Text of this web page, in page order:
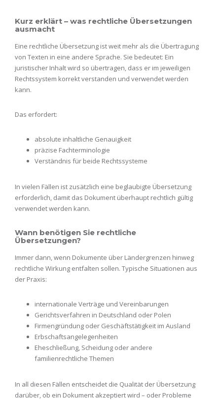
Kurz erklärt – was rechtliche Übersetzungen
ausmacht
Eine rechtliche Übersetzung ist weit mehr als die Übertragung
von Texten in eine andere Sprache. Sie bedeutet: Ein
juristischer Inhalt wird so übertragen, dass er im jeweiligen
Rechtssystem korrekt verstanden und verwendet werden
kann.
Das erfordert:
absolute inhaltliche Genauigkeit
präzise Fachterminologie
Verständnis für beide Rechtssysteme
In vielen Fällen ist zusätzlich eine beglaubigte Übersetzung
erforderlich, damit das Dokument überhaupt rechtlich gültig
verwendet werden kann.
Wann benötigen Sie rechtliche
Übersetzungen?
Immer dann, wenn Dokumente über Ländergrenzen hinweg
rechtliche Wirkung entfalten sollen. Typische Situationen aus
der Praxis:
internationale Verträge und Vereinbarungen
Gerichtsverfahren in Deutschland oder Polen
Firmengründung oder Geschäftstätigkeit im Ausland
Erbschaftsangelegenheiten
Eheschließung, Scheidung oder andere
familienrechtliche Themen
In all diesen Fällen entscheidet die Qualität der Übersetzung
darüber, ob ein Dokument akzeptiert wird – oder Probleme